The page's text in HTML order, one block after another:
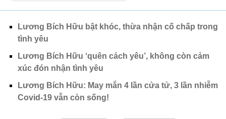
Lương Bích Hữu bật khóc, thừa nhận cố chấp trong
tình yêu
Lương Bích Hữu ‘quên cách yêu’, không còn cảm
xúc đón nhận tình yêu
Lương Bích Hữu: May mắn 4 lần cửa tử, 3 lần nhiễm
Covid-19 vẫn còn sống!